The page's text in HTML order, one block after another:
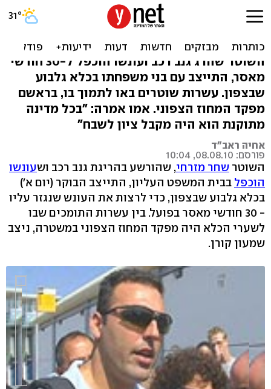
שחר מזרחי: "אני נכנס לכלא
בראש מורם"
השוטר שהרג גנב רכב ועונשו הוכפל ל-30 חודשי
מאסר, התייצב עם בני משפחתו בכלא גלבוע
שבצפון. עשרות שוטרים באו לתמוך בו, בראשם
מפקד המחוז הצפוני. אמו אמרה: "בכל מדינה
מתוקנת הוא היה מקבל ציון לשבח"
אחיה ראב"ד
פורסם: 08.08.10, 10:04
השוטר שחר מזרחי, שהורשע בהריגת גנב רכב ושעונשו
הוכפל בבית המשפט העליון, התייצב הבוקר (יום א')
בכלא גלבוע שבצפון, כדי לרצות את העונש שנגזר עליו
- 30 חודשי מאסר בפועל. בין עשרות התומכים שבו
לשערי הכלא היה מפקד המחוז הצפוני במשטרה, ניצב
שמעון קורן.